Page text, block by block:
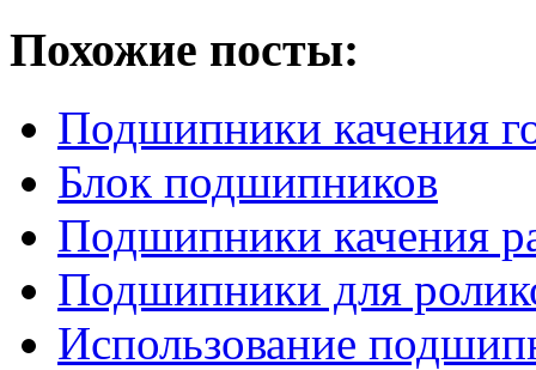
Похожие посты:
Подшипники качения
Блок подшипников
Подшипники качения
Подшипники для
Использование